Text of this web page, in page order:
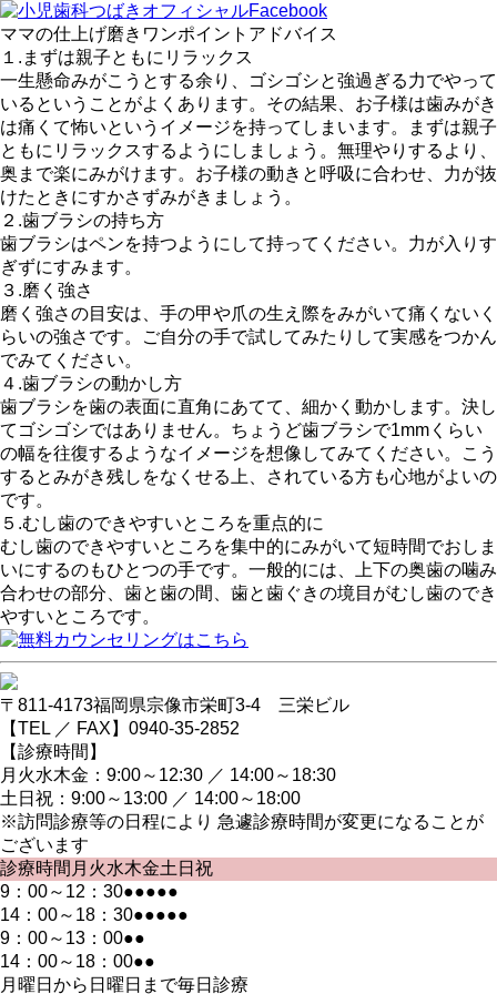
ママの仕上げ磨きワンポイントアドバイス
１.まずは親子ともにリラックス
一生懸命みがこうとする余り、ゴシゴシと強過ぎる力でやって
いるということがよくあります。その結果、お子様は歯みがき
は痛くて怖いというイメージを持ってしまいます。まずは親子
ともにリラックスするようにしましょう。無理やりするより、
奥まで楽にみがけます。お子様の動きと呼吸に合わせ、力が抜
けたときにすかさずみがきましょう。
２.歯ブラシの持ち方
歯ブラシはペンを持つようにして持ってください。力が入りす
ぎずにすみます。
３.磨く強さ
磨く強さの目安は、手の甲や爪の生え際をみがいて痛くないく
らいの強さです。ご自分の手で試してみたりして実感をつかん
でみてください。
４.歯ブラシの動かし方
歯ブラシを歯の表面に直角にあてて、細かく動かします。決し
てゴシゴシではありません。ちょうど歯ブラシで1mmくらい
の幅を往復するようなイメージを想像してみてください。こう
するとみがき残しをなくせる上、されている方も心地がよいの
です。
５.むし歯のできやすいところを重点的に
むし歯のできやすいところを集中的にみがいて短時間でおしま
いにするのもひとつの手です。一般的には、上下の奥歯の噛み
合わせの部分、歯と歯の間、歯と歯ぐきの境目がむし歯のでき
やすいところです。
〒811-4173福岡県宗像市栄町3-4 三栄ビル
【TEL ／ FAX】0940-35-2852
【診療時間】
月火水木金： 9:00～12:30 ／ 14:00～18:30
土日祝： 9:00～13:00 ／ 14:00～18:00
※訪問診療等の日程により 急遽診療時間が変更になることが
ございます
診療時間 月 火水木金土 日祝
9：00～12：30●●●●●
14：00～18：30●●●●●
9：00～13：00●●
14：00～18：00●●
月曜日から日曜日まで毎日診療